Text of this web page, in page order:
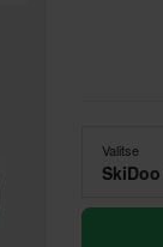
Valitse